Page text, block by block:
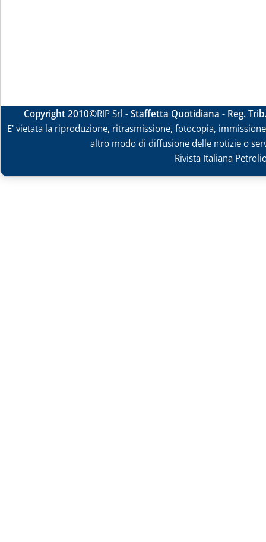
Copyright 2010©RIP Srl -Staffetta Quotidiana - Reg.
E' vietata la riproduzione, ritrasmissione, fotocopia,
altro modo di diffusione delle notizie o
Rivista Italiana